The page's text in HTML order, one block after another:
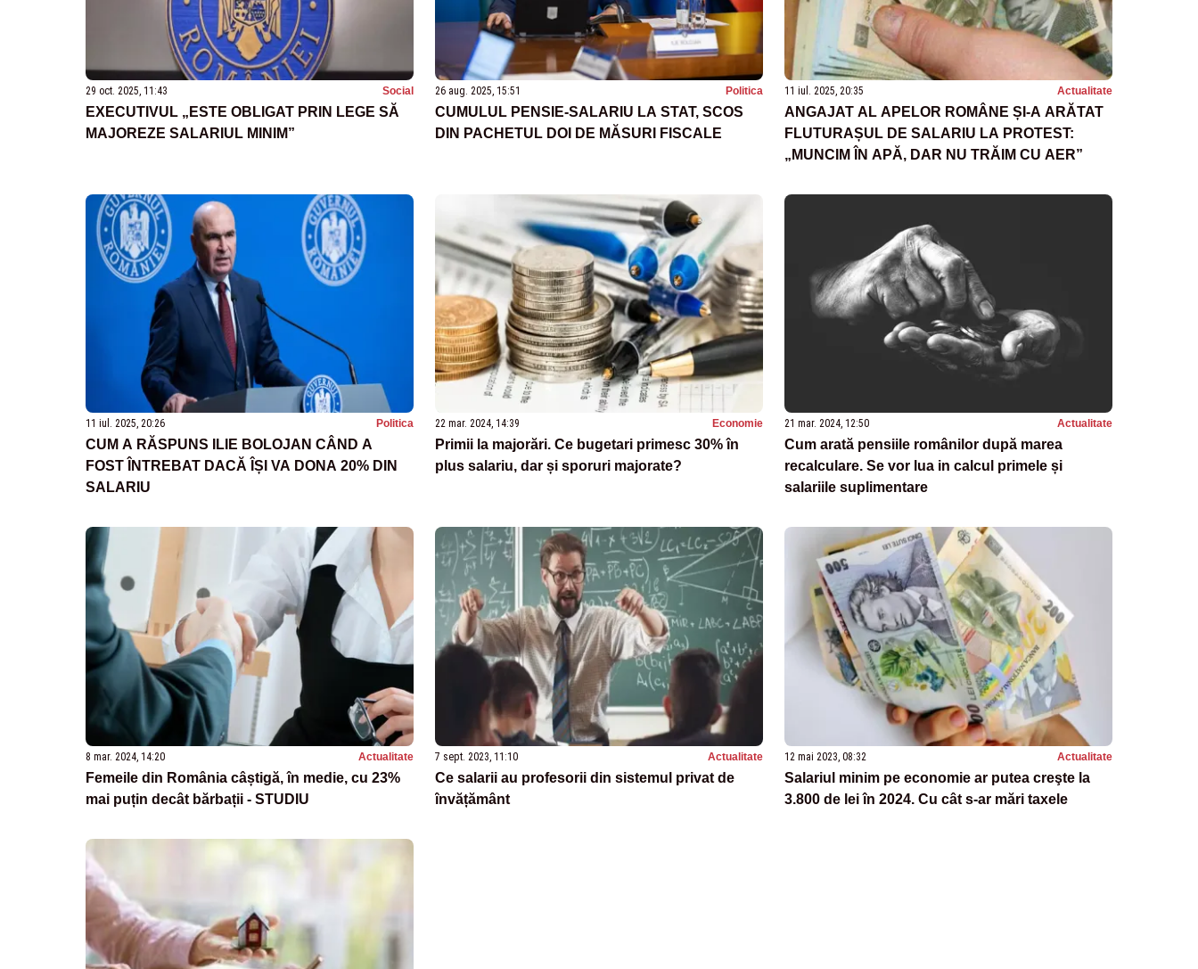
29 oct. 2025, 11:43 Social
EXECUTIVUL „ESTE OBLIGAT PRIN LEGE SĂ
MAJOREZE SALARIUL MINIM”
26 aug. 2025, 15:51 Politica
CUMULUL PENSIE-SALARIU LA STAT, SCOS
DIN PACHETUL DOI DE MĂSURI FISCALE
11 iul. 2025, 20:35 Actualitate
ANGAJAT AL APELOR ROMÂNE ȘI-A ARĂTAT
FLUTURAȘUL DE SALARIU LA PROTEST:
„MUNCIM ÎN APĂ, DAR NU TRĂIM CU AER”
11 iul. 2025, 20:26 Politica
CUM A RĂSPUNS ILIE BOLOJAN CÂND A
FOST ÎNTREBAT DACĂ ÎȘI VA DONA 20% DIN
SALARIU
22 mar. 2024, 14:39 Economie
Primii la majorări. Ce bugetari primesc 30% în
plus salariu, dar și sporuri majorate?
21 mar. 2024, 12:50 Actualitate
Cum arată pensiile românilor după marea
recalculare. Se vor lua in calcul primele și
salariile suplimentare
8 mar. 2024, 14:20 Actualitate
Femeile din România câștigă, în medie, cu 23%
mai puțin decât bărbații - STUDIU
7 sept. 2023, 11:10 Actualitate
Ce salarii au profesorii din sistemul privat de
învățământ
12 mai 2023, 08:32 Actualitate
Salariul minim pe economie ar putea creşte la
3.800 de lei în 2024. Cu cât s-ar mări taxele